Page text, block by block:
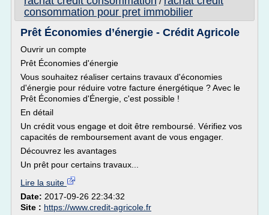
consommation pour pret immobilier
Prêt Économies d’énergie - Crédit Agricole
Ouvrir un compte
Prêt Économies d'énergie
Vous souhaitez réaliser certains travaux d'économies
d'énergie pour réduire votre facture énergétique ? Avec le
Prêt Économies d'Énergie, c'est possible !
En détail
Un crédit vous engage et doit être remboursé. Vérifiez vos
capacités de remboursement avant de vous engager.
Découvrez les avantages
Un prêt pour certains travaux...
Lire la suite
Date: 2017-09-26 22:34:32
Site : https://www.credit-agricole.fr